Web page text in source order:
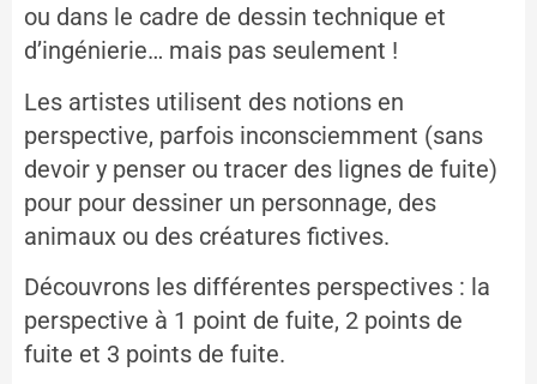
ou dans le cadre de dessin technique et
d’ingénierie… mais pas seulement !
Les artistes utilisent des notions en
perspective, parfois inconsciemment (sans
devoir y penser ou tracer des lignes de fuite)
pour pour dessiner un personnage, des
animaux ou des créatures fictives.
Découvrons les différentes perspectives : la
perspective à 1 point de fuite, 2 points de
fuite et 3 points de fuite.